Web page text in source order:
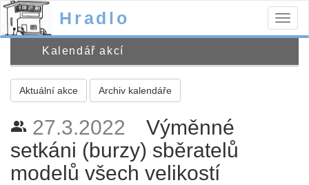
Hradlo
Kalendář akcí
Aktuální akce Archiv kalendáře
people_alt 27.3.2022
Výměnné
setkáni (burzy) sběratelů
modelů všech velikostí